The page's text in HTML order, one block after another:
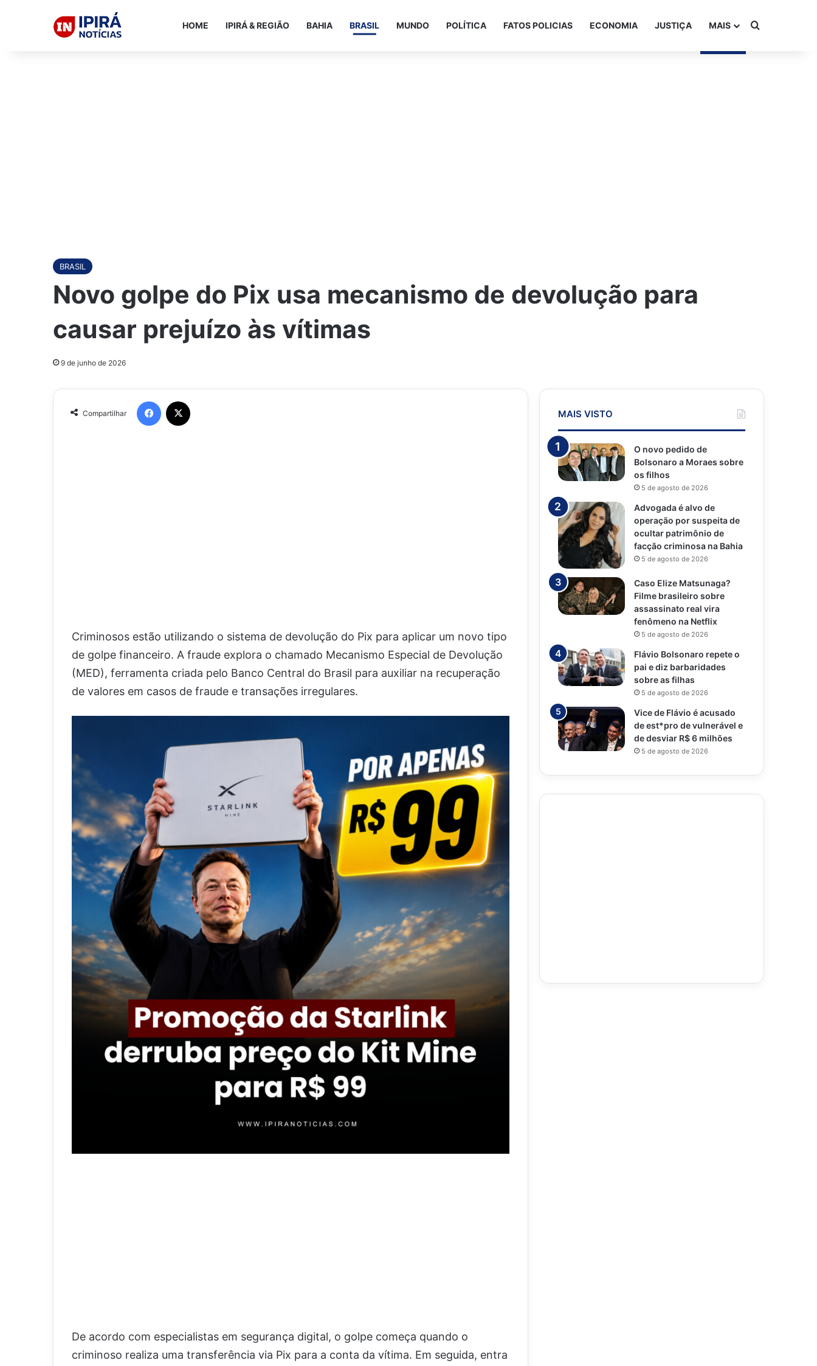
HOME IPIRÁ & REGIÃO BAHIA BRASIL MUNDO POLÍTICA FATOS POLICIAS ECONOMIA JUSTIÇA MAIS Procurar por
BRASIL
Novo golpe do Pix usa mecanismo de devolução para
causar prejuízo às vítimas
9 de junho de 2026
Compartilhar
Facebook
Criminosos estão utilizando o sistema de devolução do Pix para aplicar um novo tipo
de golpe financeiro. A fraude explora o chamado Mecanismo Especial de Devolução
(MED), ferramenta criada pelo Banco Central do Brasil para auxiliar na recuperação
de valores em casos de fraude e transações irregulares.
De acordo com especialistas em segurança digital, o golpe começa quando o
criminoso realiza uma transferência via Pix para a conta da vítima. Em seguida, entra
MAIS VISTO
O novo pedido de
Bolsonaro a Moraes sobre
os filhos
5 de agosto de 2026
Advogada é alvo de
operação por suspeita de
ocultar patrimônio de
facção criminosa na Bahia
5 de agosto de 2026
Caso Elize Matsunaga?
Filme brasileiro sobre
assassinato real vira
fenômeno na Netflix
5 de agosto de 2026
Flávio Bolsonaro repete o
pai e diz barbaridades
sobre as filhas
5 de agosto de 2026
Vice de Flávio é acusado
de est*pro de vulnerável e
de desviar R$ 6 milhões
5 de agosto de 2026